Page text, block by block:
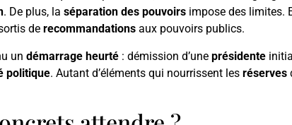
. De plus, la séparation des pouvoirs impose des limites.
de recommandations aux pouvoirs publics.
un démarrage heurté : démission d’une présidente
politique. Autant d’éléments qui nourrissent les réserves